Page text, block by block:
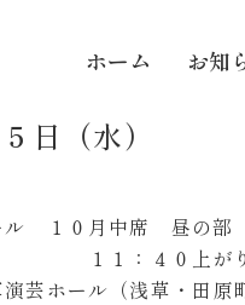
ホーム お知
日（水）
ル １０月中席 昼の部
４０上がり
演芸ホール（浅草・田原